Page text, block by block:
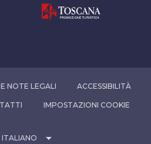
NOTE LEGALI ACCESSIBILITÀ
IMPOSTAZIONI COOKIE
ITALIANO arrow_drop_down